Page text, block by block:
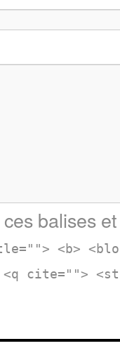
balises
<b>
<q cite="">